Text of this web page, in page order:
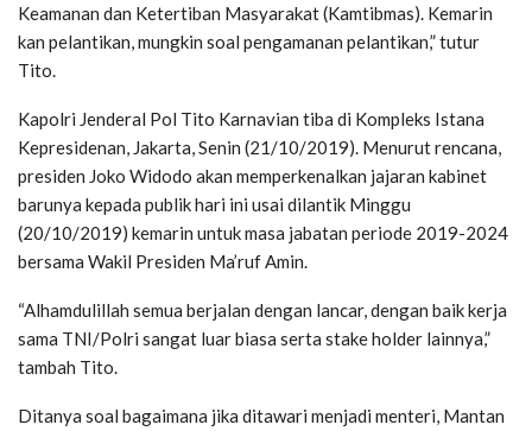
Keamanan dan Ketertiban Masyarakat (Kamtibmas). Kemarin
kan pelantikan, mungkin soal pengamanan pelantikan,” tutur
Tito.
Kapolri Jenderal Pol Tito Karnavian tiba di Kompleks Istana
Kepresidenan, Jakarta, Senin (21/10/2019). Menurut rencana,
presiden Joko Widodo akan memperkenalkan jajaran kabinet
barunya kepada publik hari ini usai dilantik Minggu
(20/10/2019) kemarin untuk masa jabatan periode 2019-2024
bersama Wakil Presiden Ma’ruf Amin.
“Alhamdulillah semua berjalan dengan lancar, dengan baik kerja
sama TNI/Polri sangat luar biasa serta stake holder lainnya,”
tambah Tito.
Ditanya soal bagaimana jika ditawari menjadi menteri, Mantan